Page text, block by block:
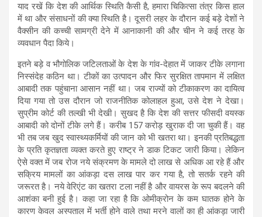
याद रखें कि देश की आर्थिक स्थिति कैसी है, हमारा चिकित्सा तंत्र किस हाल
में था और संसाधनों की क्या स्थिति है। दूसरी लहर के दौरान कई बड़े देशों ने
वैक्सीन की कच्ची सामग्री देने में आनाकानी की और चीन ने कई तरह के
व्यवधान पैदा किये।
इतने बड़े व भौगोलिक जटिलताओं के देश के गांव-देहात में जाकर टीके लगाना
निस्संदेह कठिन था। टीकों का उत्पादन और फिर सुरक्षित तापमान में लक्षित
आबादी तक पहुंचाना आसान नहीं था। जब राज्यों को टीकाकरण का दायित्व
दिया गया तो उस दौरान जो राजनीतिक कोलाहल हुआ, उसे देश ने देखा।
सुप्रीम कोर्ट की तल्खी भी देखी। सुखद है कि देश की सत्तर फीसदी वयस्क
आबादी को दोनों टीके लगे हैं। करीब 157 करोड़ खुराक दी जा चुकी हैं। वह
भी तब जब खुद स्वास्थ्यकर्मियों की जान को भी खतरा था। इनकी प्रतिबद्धता
के प्रति कृतज्ञता व्यक्त करते हुए राष्ट्र ने डाक टिकट जारी किया। लेकिन
ऐसे वक्त में जब रोज नये संक्रमण के मामले दो लाख से अधिक आ रहे हैं और
सक्रिय मामलों का आंकड़ा दस लाख पार कर गया है, तो सतर्क रहने की
जरूरत है। नये वेरिएंट का खतरा टला नहीं है और वायरस के रूप बदलने की
आशंका बनी हुई है। कहा जा रहा है कि ओमीक्रोन के कम घातक होने के
कारण केवल अस्पताल में भर्ती होने वाले तथा मरने वालों का ही आंकड़ा जारी